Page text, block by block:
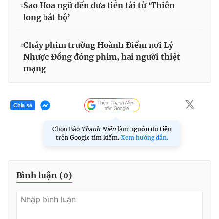
Sao Hoa ngữ đến đưa tiễn tài tử ‘Thiên
long bát bộ’
Cháy phim trường Hoành Điếm nơi Lý
Nhược Đồng đóng phim, hai người thiệt
mạng
Chia sẻ
Chọn Báo Thanh Niên làm nguồn ưu tiên
trên Google tìm kiếm. Xem hướng dẫn.
Bình luận (0)